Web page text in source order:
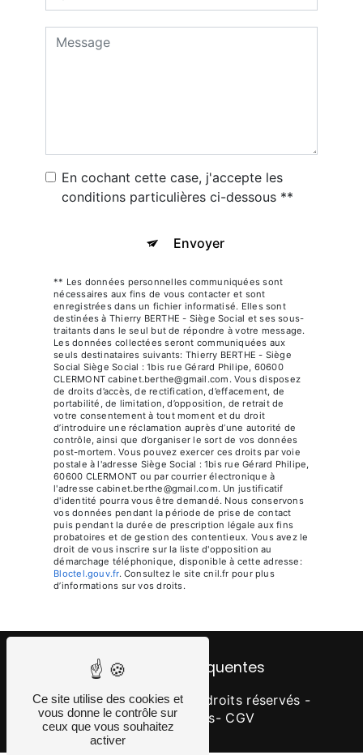
En cochant cette case, j'accepte les
conditions particulières ci-dessous **
Envoyer
** Les données personnelles communiquées sont
nécessaires aux fins de vous contacter et sont
enregistrées dans un fichier informatisé. Elles sont
destinées à Thierry BERTHE - Siège Social et ses sous-
traitants dans le seul but de répondre à votre message.
Les données collectées seront communiquées aux
seuls destinataires suivants: Thierry BERTHE - Siège
Social Siège Social : 1bis rue Gérard Philipe, 60600
CLERMONT cabinet.berthe@gmail.com. Vous disposez
de droits d’accès, de rectification, d’effacement, de
portabilité, de limitation, d’opposition, de retrait de
votre consentement à tout moment et du droit
d’introduire une réclamation auprès d’une autorité de
contrôle, ainsi que d’organiser le sort de vos données
post-mortem. Vous pouvez exercer ces droits par voie
postale à l'adresse Siège Social : 1bis rue Gérard Philipe,
60600 CLERMONT ou par courrier électronique à
l'adresse cabinet.berthe@gmail.com. Un justificatif
d'identité pourra vous être demandé. Nous conservons
vos données pendant la période de prise de contact
puis pendant la durée de prescription légale aux fins
probatoires et de gestion des contentieux. Vous avez le
droit de vous inscrire sur la liste d'opposition au
démarchage téléphonique, disponible à cette adresse:
Bloctel.gouv.fr. Consultez le site cnil.fr pour plus
d’informations sur vos droits.
Recherches fréquentes
©Vistalid- 2026 - Tous droits réservés -
Mentions légales- CGV
Ce site utilise des cookies et
vous donne le contrôle sur
ceux que vous souhaitez
activer